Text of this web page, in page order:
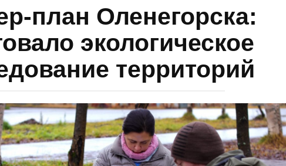
Оленегорска:
экологическое
территорий